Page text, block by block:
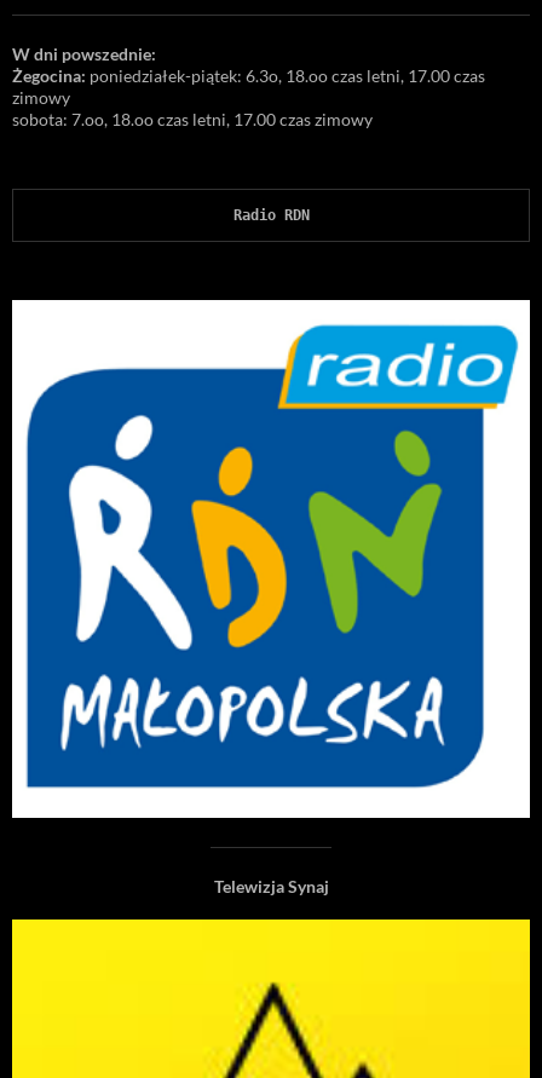
W dni powszednie:
Żegocina: poniedziałek-piątek: 6.3o, 18.oo czas letni, 17.00 czas
zimowy
sobota: 7.oo, 18.oo czas letni, 17.00 czas zimowy
Radio RDN
Telewizja Synaj